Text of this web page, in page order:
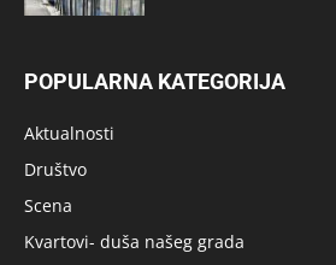
POPULARNA KATEGORIJA
Aktualnosti
Društvo
Scena
Kvartovi- duša našeg grada